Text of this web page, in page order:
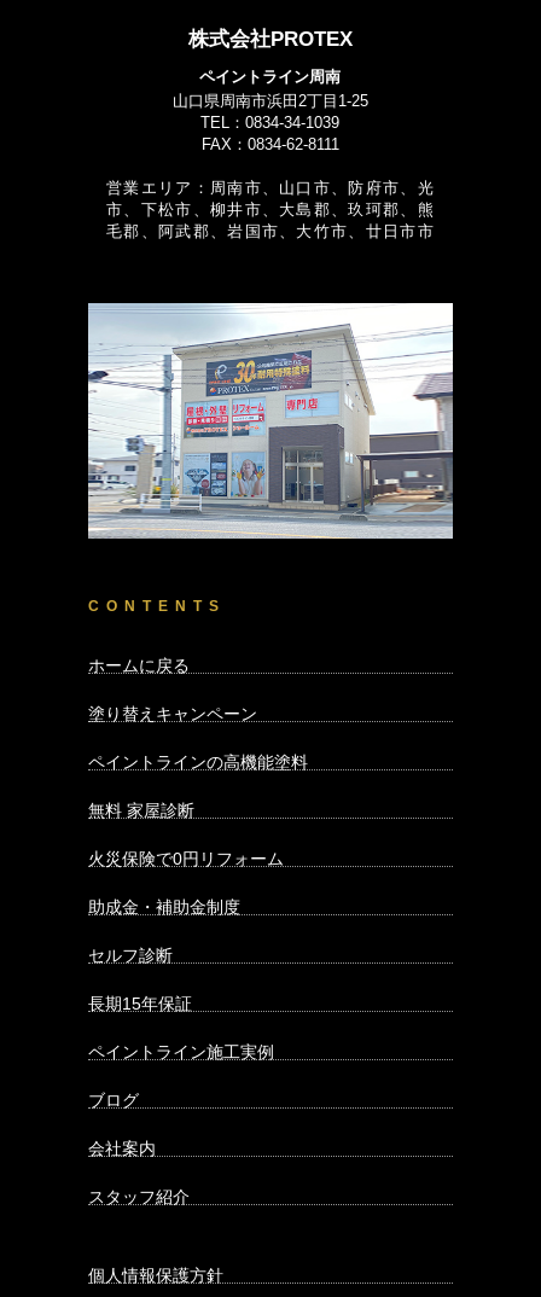
株式会社PROTEX
ペイントライン周南
山口県周南市浜田2丁目1-25
TEL：0834-34-1039
FAX：0834-62-8111
営業エリア：周南市、山口市、防府市、光
市、下松市、柳井市、大島郡、玖珂郡、熊
毛郡、阿武郡、岩国市、大竹市、廿日市市
CONTENTS
ホームに戻る
塗り替えキャンペーン
ペイントラインの高機能塗料
無料 家屋診断
火災保険で0円リフォーム
助成金・補助金制度
セルフ診断
長期15年保証
ペイントライン施工実例
ブログ
会社案内
スタッフ紹介
個人情報保護方針